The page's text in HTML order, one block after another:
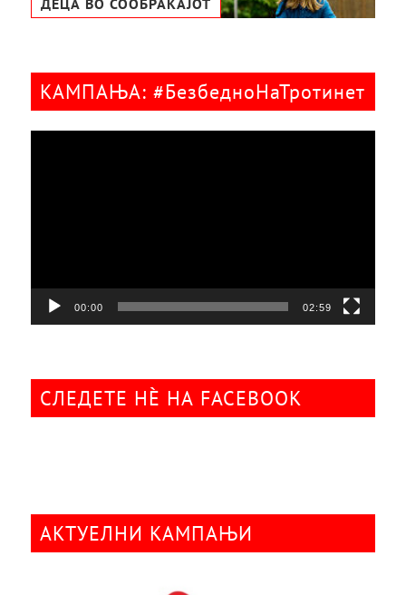
ДЕЦА ВО СООБРАЌАЈОТ
КАМПАЊА: #БезбедноНаТротинет
00:00 02:59
СЛЕДЕТЕ НÈ НА FACEBOOK
АКТУЕЛНИ КАМПАЊИ